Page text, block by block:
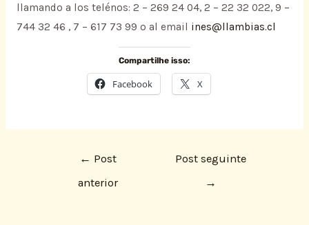
llamando a los telénos: 2 – 269 24 04, 2 – 22 32 022, 9 –
744 32 46 , 7 – 617 73 99 o al email ines@llambias.cl
Compartilhe isso:
Facebook X
← Post
anterior
Post seguinte
→